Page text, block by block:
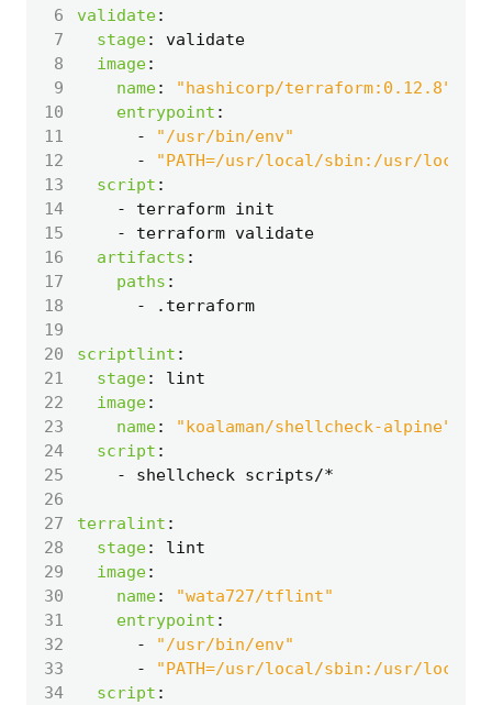
6
validate:
7
stage:
validate
8
image:
9
name:
"hashicorp/terraform:0.12.8"
10
entrypoint :
11
-
"/usr/bin/env"
12
-
"PATH=/usr/local/sbin:/usr/
13
script :
14
- terraform init
15
- terraform validate
16
artifacts :
17
paths :
18
-
.terraform
19
20
scriptlint :
21
stage:
lint
22
image:
23
name:
"koalaman/shellcheck-alpine"
24
script :
25
- shellcheck scripts/*
26
27
terralint :
28
stage:
lint
29
image:
30
name:
"wata727/tflint"
31
entrypoint :
32
-
"/usr/bin/env"
33
-
"PATH=/usr/local/sbin:/usr/
34
script :